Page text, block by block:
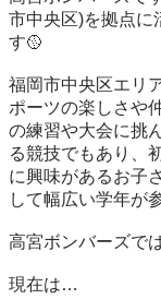
市中央区)を拠点に
す🥎
福岡市中央区エリ
ポーツの楽しさや
の練習や大会に挑
る競技でもあり、
に興味があるお子
して幅広い学年が
高宮ボンバーズで
現在は…